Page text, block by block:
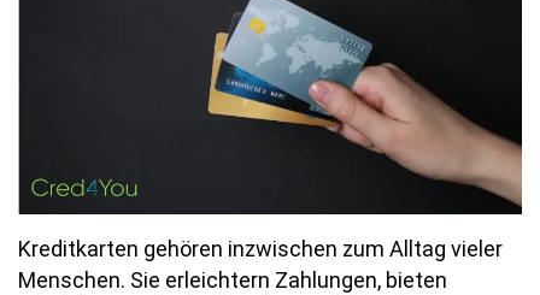
Kreditkarten gehören inzwischen zum Alltag vieler
Menschen. Sie erleichtern Zahlungen, bieten